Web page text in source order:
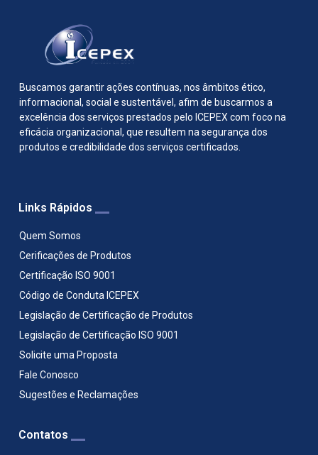
Buscamos garantir ações contínuas, nos âmbitos ético,
informacional, social e sustentável, afim de buscarmos a
excelência dos serviços prestados pelo ICEPEX com foco na
eficácia organizacional, que resultem na segurança dos
produtos e credibilidade dos serviços certificados.
Links Rápidos
Quem Somos
Cerificações de Produtos
Certificação ISO 9001
Código de Conduta ICEPEX
Legislação de Certificação de Produtos
Legislação de Certificação ISO 9001
Solicite uma Proposta
Fale Conosco
Sugestões e Reclamações
Contatos